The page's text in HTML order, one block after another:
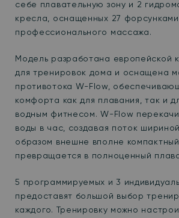
себе плавательную зону и 2
кресла, оснащенных 27 форсунками
профессионального массажа.
Модель разработана европейской
для тренировок дома и оснащена
противотока W-Flow,
комфорта как для плавания, так и
водным фитнесом. W-Flow
воды в час, создавая поток
образом внешне вполне
превращается в полноценный
5 программируемых и 3
предоставят большой выбор
каждого. Тренировку можно